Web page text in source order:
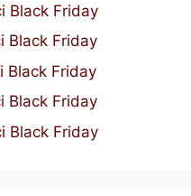
Black Friday
Black Friday
Black Friday
Black Friday
Black Friday